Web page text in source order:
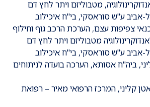
מטבוליזם ויתר לחץ דם
אביב ע"ש סוראסקי, בי"ח איכילוב
2016 - טכנאי צפיפות עצם, הערכת הרכב גוף וחילוף
מטבוליזם ויתר לחץ דם
אביב ע"ש סוראסקי, בי"ח איכילוב
קליני, ביה"ח אסותא, הערכה בועדה לניתוחים
2014 - דיאטן קליני, המרכז הרפואי מאיר – רפואת